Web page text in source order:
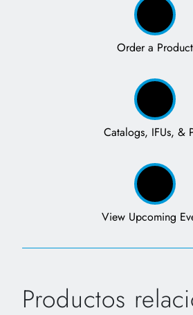
Order a Product
Catalogs, IFUs, &
View Upcoming
Productos